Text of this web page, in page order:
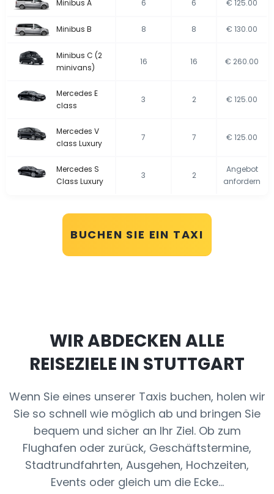
Minibus A 6 6 € 125.00
Minibus B 8 8 € 130.00
Minibus C (2
minivans)
16 16 € 260.00
Mercedes E
class
3 2 € 125.00
Mercedes V
class Luxury
7 7 € 125.00
Mercedes S
Class Luxury
3 2
Angebot
anfordern
BUCHEN SIE EIN TAXI
WIR ABDECKEN ALLE
REISEZIELE IN STUTTGART
Wenn Sie eines unserer Taxis buchen, holen wir
Sie so schnell wie möglich ab und bringen Sie
bequem und sicher an Ihr Ziel. Ob zum
Flughafen oder zurück, Geschäftstermine,
Stadtrundfahrten, Ausgehen, Hochzeiten,
Events oder gleich um die Ecke…